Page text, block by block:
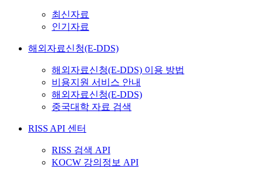
최신자료
인기자료
해외자료신청(E-DDS)
해외자료신청(E-DDS) 이용 방법
비용지원 서비스 안내
해외자료신청(E-DDS)
중국대학 자료 검색
RISS API 센터
RISS 검색 API
KOCW 강의정보 API